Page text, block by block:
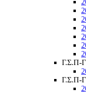
Γ.Σ.Π-
Γ.Σ.Π-